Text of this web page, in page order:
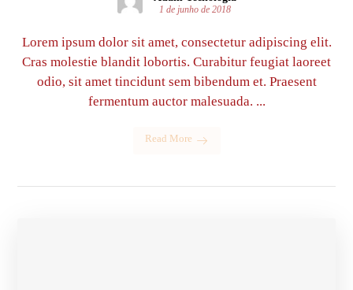
1 de junho de 2018
Lorem ipsum dolor sit amet, consectetur adipiscing elit.
Cras molestie blandit lobortis. Curabitur feugiat laoreet
odio, sit amet tincidunt sem bibendum et. Praesent
fermentum auctor malesuada. ...
Read More